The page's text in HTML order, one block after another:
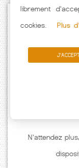
N'attendez
librement
cookies.
Plus